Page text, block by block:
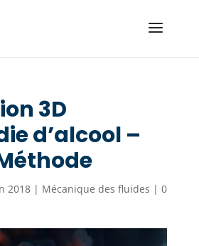
3D
d’alcool –
2018| Mécanique des fluides | 0